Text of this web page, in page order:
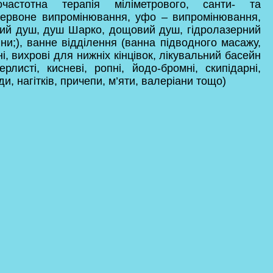
терапія міліметрового, санти- та
випромінювання, уфо – випромінювання,
душ, душ Шарко, дощовий душ, гідролазерний
ванне відділення (ванна підводного масажу,
вихрові для нижніх кінцівок, лікувальний басейн
кисневі, ропні, йодо-бромні, скипідарні,
нагітків, причепи, м’яти, валеріани тощо)